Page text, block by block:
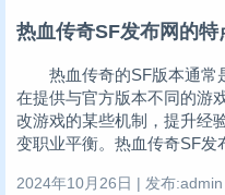
热血传奇SF发布网的特
热血传奇的SF版本通常
在提供与官方版本不同的游
改游戏的某些机制，提升经
变职业平衡。热血传奇SF发
2024年10月26日 | 发布